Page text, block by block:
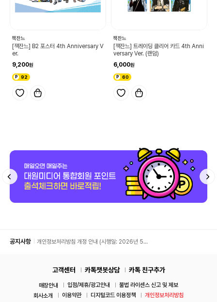
잭잔느
[잭잔느] B2 포스터 4th Anniversary V
er.
9,200
92
잭잔느
[잭잔느] 트레이딩 클리어 카드 4th Anni
versary Ver. (랜덤)
6,000
60
공지사항
개인정보처리방침 개정 안내 (시행일: 2026년 5월
고객센터 카톡챗봇상담 카톡 친구추가
매장안내 입점/제휴/광고안내
불법 라이센스 신고 및 제보
회사소개
이용약관 디지털코드 이용정책 개인정보처리방침